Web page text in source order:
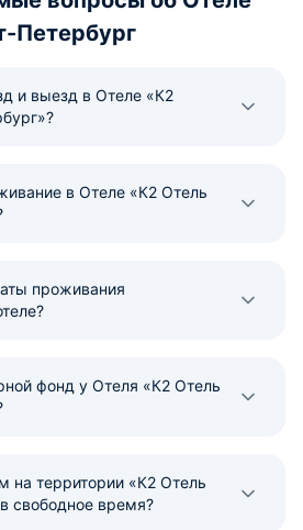
Петербург
и выезд в Отеле «К2
в Отеле «К2 Отель
проживания
фонд у Отеля «К2 Отель
на территории «К2 Отель
свободное время?